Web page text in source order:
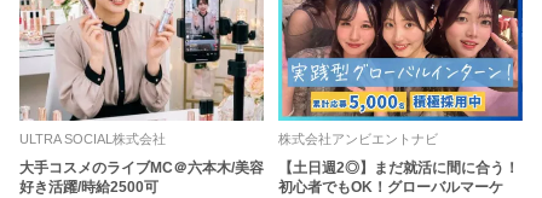
ULTRA SOCIAL株式会社
大手コスメのライブMC＠六本木/美容
好き活躍/時給2500可
株式会社アンビエントナビ
【土日週2◎】まだ就活に間に合う！
初心者でもOK！グローバルマーケ